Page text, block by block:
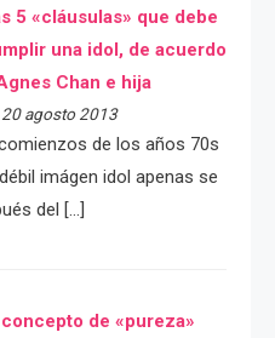
5 «cláusulas» que debe
una idol, de acuerdo
Chan e hija
20 agosto 2013
de los años 70s
imágen idol apenas se
del […]
concepto de «pureza»